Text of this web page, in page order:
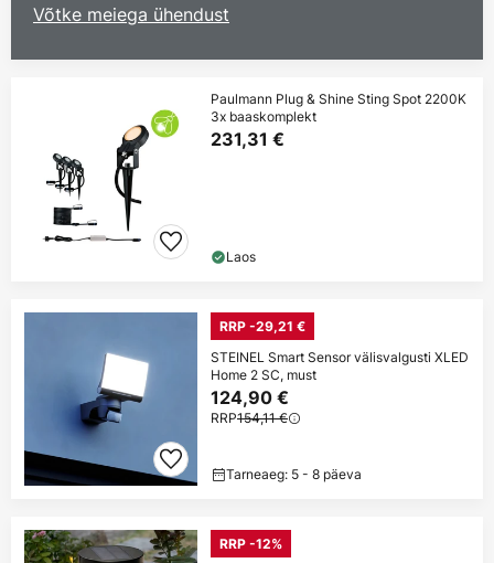
Võtke meiega ühendust
Paulmann Plug & Shine Sting Spot 2200K
3x baaskomplekt
231,31 €
Laos
RRP -29,21 €
STEINEL Smart Sensor välisvalgusti XLED
Home 2 SC, must
124,90 €
RRP154,11 €
Tarneaeg: 5 - 8 päeva
RRP -12%